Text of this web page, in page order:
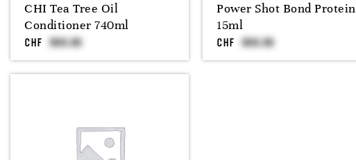
CHI Tea Tree Oil
Conditioner 740ml
CHF
Power Shot Bond Protein
15ml
CHF